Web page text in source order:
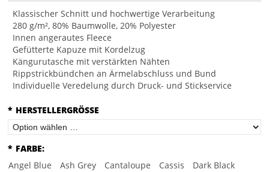
Klassischer Schnitt und hochwertige Verarbeitung
280 g/m², 80% Baumwolle, 20% Polyester
Innen angerautes Fleece
Gefütterte Kapuze mit Kordelzug
Kängurutasche mit verstärkten Nähten
Rippstrickbündchen an Ärmelabschluss und Bund
Individuelle Veredelung durch Druck- und Stickservice
* HERSTELLERGRÖSSE
* FARBE:
Angel Blue
Ash Grey Cantaloupe Cassis
Dark Black